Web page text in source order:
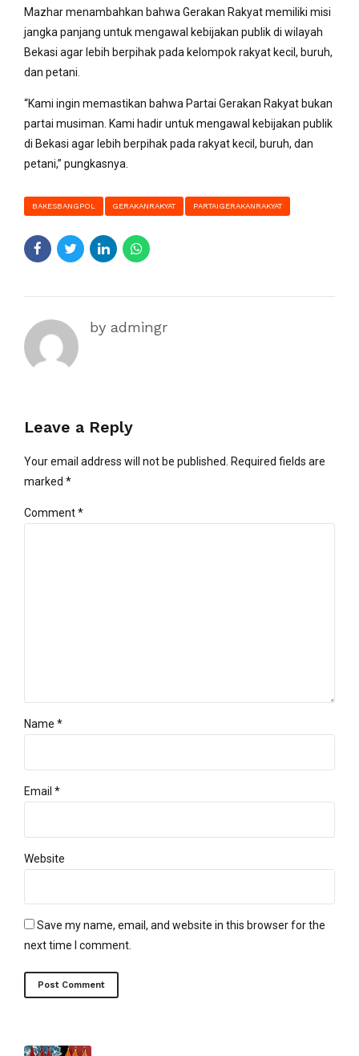
Mazhar menambahkan bahwa Gerakan Rakyat memiliki misi
jangka panjang untuk mengawal kebijakan publik di wilayah
Bekasi agar lebih berpihak pada kelompok rakyat kecil, buruh,
dan petani.
“Kami ingin memastikan bahwa Partai Gerakan Rakyat bukan
partai musiman. Kami hadir untuk mengawal kebijakan publik
di Bekasi agar lebih berpihak pada rakyat kecil, buruh, dan
petani,” pungkasnya.
BAKESBANGPOL GERAKANRAKYAT PARTAIGERAKANRAKYAT
by admingr
Leave a Reply
Your email address will not be published. Required fields are
marked *
Comment*
Name *
Email *
Website
Save my name, email, and website in this browser for the
next time I comment.
Post Comment